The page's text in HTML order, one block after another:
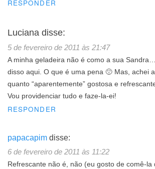
RESPONDER
Luciana disse:
5 de fevereiro de 2011 às 21:47
A minha geladeira não é como a sua
disso aqui. O que é uma pena 🙁 Mas, achei
quanto “aparentemente” gostosa e
Vou providenciar tudo e faze-la-ei!
RESPONDER
papacapim disse:
6 de fevereiro de 2011 às 11:22
Refrescante não é, não (eu gosto de comê-la